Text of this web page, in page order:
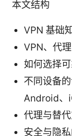
本文结构
VPN 基础
VPN、代
如何选择
不同设备
Android、
代理与替
安全与隐